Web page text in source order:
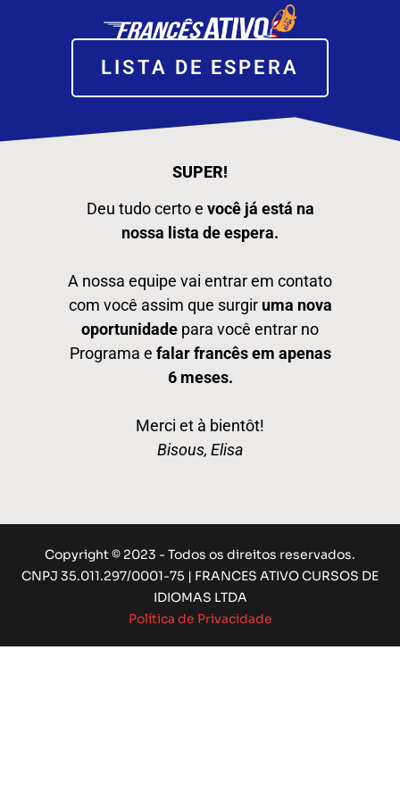
LISTA DE ESPERA
SUPER!
Deu tudo certo e você já está na
nossa lista de espera.
A nossa equipe vai entrar em contato
com você assim que surgir uma nova
oportunidade para você entrar no
Programa e falar francês em apenas
6 meses.
Merci et à bientôt!
Bisous, Elisa
Copyright © 2023 - Todos os direitos reservados.
CNPJ 35.011.297/0001-75 | FRANCES ATIVO CURSOS DE
IDIOMAS LTDA
Política de Privacidade